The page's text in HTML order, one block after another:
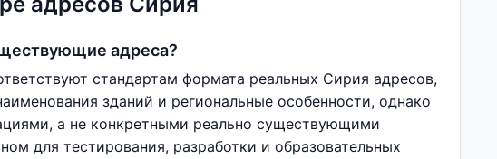
адреса?
стандартам формата реальных Сирия адресов,
зданий и региональные особенности, однако
а не конкретными реально существующими
для тестирования, разработки и образовательных